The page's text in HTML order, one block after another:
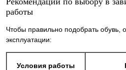
работы
Чтобы правильно подобрать обувь,
эксплуатации:
Условия работы